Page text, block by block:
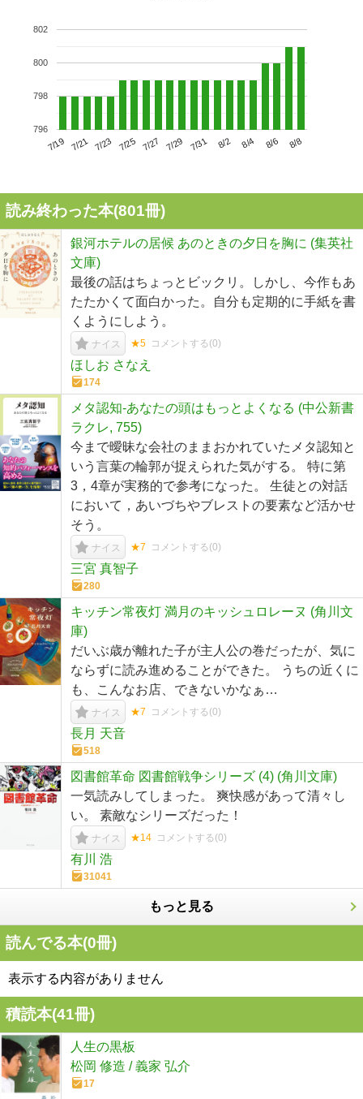
7/19 7/21 7/23 7/25 7/27 7/29 7/31 8/2 8/4 8/6 8/8
796
798
800
802
読み終わった本(801冊)
銀河ホテルの居候 あのときの夕日を胸に (集英社
文庫)
最後の話はちょっとビックリ。しかし、今作もあ
たたかくて面白かった。自分も定期的に手紙を書
くようにしよう。
ナイス ★5 コメントする(0)
ほしお さなえ
174
メタ認知-あなたの頭はもっとよくなる (中公新書
ラクレ, 755)
今まで曖昧な会社のままおかれていたメタ認知と
いう言葉の輪郭が捉えられた気がする。 特に第
3，4章が実務的で参考になった。 生徒との対話
において，あいづちやブレストの要素など活かせ
そう。
ナイス ★7 コメントする(0)
三宮 真智子
280
キッチン常夜灯 満月のキッシュロレーヌ (角川文
庫)
だいぶ歳が離れた子が主人公の巻だったが、気に
ならずに読み進めることができた。 うちの近くに
も、こんなお店、できないかなぁ…
ナイス ★7 コメントする(0)
長月 天音
518
図書館革命 図書館戦争シリーズ (4) (角川文庫)
一気読みしてしまった。 爽快感があって清々し
い。 素敵なシリーズだった！
ナイス ★14 コメントする(0)
有川 浩
31041
もっと見る
読んでる本(0冊)
表示する内容がありません
積読本(41冊)
人生の黒板
松岡 修造 / 義家 弘介
17